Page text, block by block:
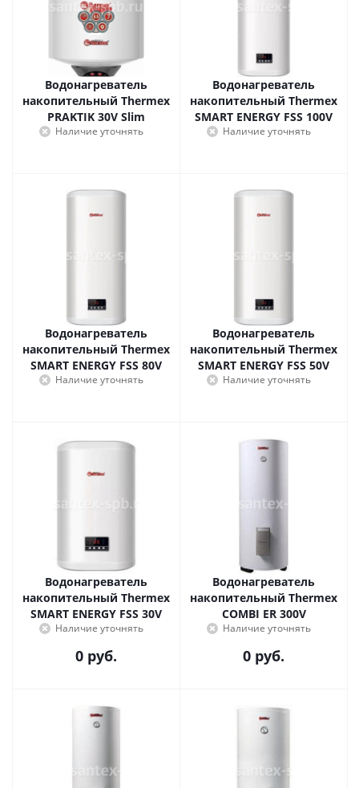
Водонагреватель
накопительный Thermex
PRAKTIK 30V Slim
Наличие уточнять
Водонагреватель
накопительный Thermex
SMART ENERGY FSS 100V
Наличие уточнять
Водонагреватель
накопительный Thermex
SMART ENERGY FSS 80V
Наличие уточнять
Водонагреватель
накопительный Thermex
SMART ENERGY FSS 50V
Наличие уточнять
Водонагреватель
накопительный Thermex
SMART ENERGY FSS 30V
Наличие уточнять
0 руб.
Водонагреватель
накопительный Thermex
COMBI ER 300V
Наличие уточнять
0 руб.